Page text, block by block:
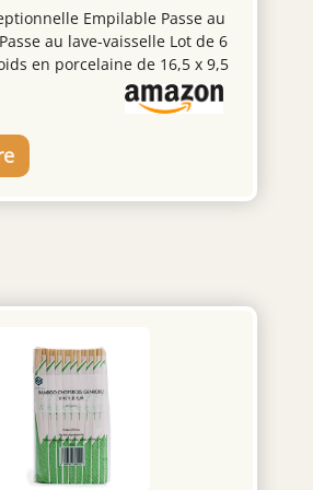
Empilable Passe au
au lave-vaisselle Lot de 6
en porcelaine de 16,5 x 9,5